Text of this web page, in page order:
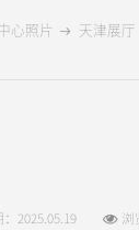
心照片 天津展厅
：2025.05.19 浏